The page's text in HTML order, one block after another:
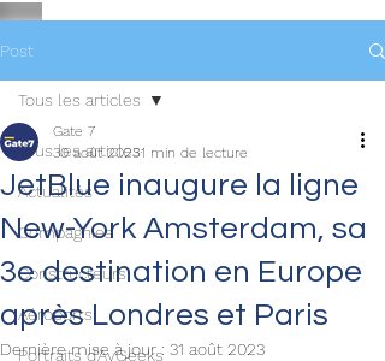
Post
Tous les articles
Actualités
Compagnies
Constructeurs
Aéroports
Portraits d'AvGeeks
Tous les articles
JetBlue inaugure la ligne
New-York Amsterdam, sa
3e destination en Europe
après Londres et Paris
Gate 7
30 août 20231 min de lecture
Dernière mise à jour : 31 août 2023